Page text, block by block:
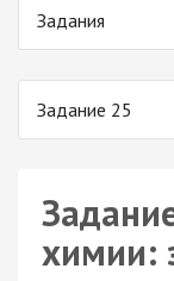
Задания
Задание 25
химии: